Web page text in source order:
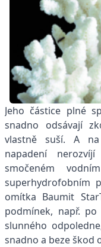
Jeho částice plné
snadno odsávají
vlastně suší. A
napadení
smočeném
superhydrofobním
omítka Baumit
podmínek, např.
slunného
snadno a beze škod